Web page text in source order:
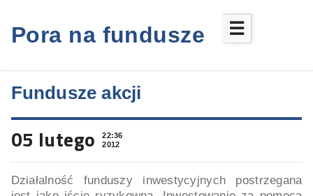
Pora na fundusze ☰
Fundusze akcji
05 lutego
22:36
2012
Działalność funduszy inwestycyjnych postrzegana